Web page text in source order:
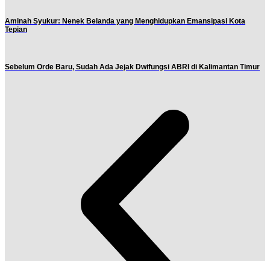
Aminah Syukur: Nenek Belanda yang Menghidupkan Emansipasi Kota
Tepian
Sebelum Orde Baru, Sudah Ada Jejak Dwifungsi ABRI di Kalimantan Timur